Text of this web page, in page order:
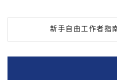
新手自由工作者指